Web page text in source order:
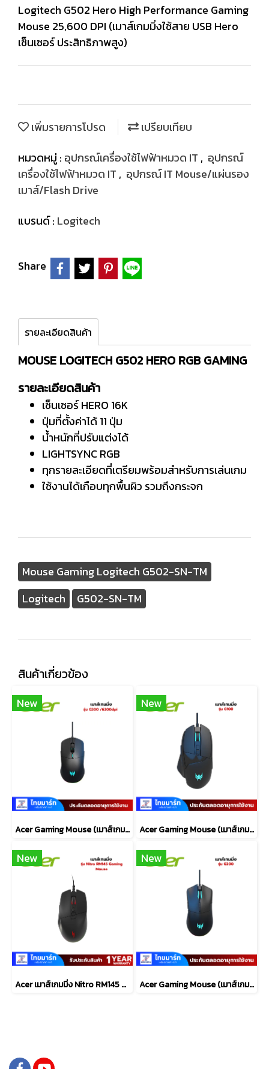
Logitech G502 Hero High Performance Gaming
Mouse 25,600 DPI (เมาส์เกมมิ่งใช้สาย USB Hero
เซ็นเซอร์ ประสิทธิภาพสูง)
เพิ่มรายการโปรด
เปรียบเทียบ
หมวดหมู่ : อุปกรณ์เครื่องใช้ไฟฟ้าหมวด IT , อุปกรณ์
เครื่องใช้ไฟฟ้าหมวด IT , อุปกรณ์ IT Mouse/แผ่นรอง
เมาส์/Flash Drive
แบรนด์ : Logitech
Share
รายละเอียดสินค้า
MOUSE LOGITECH G502 HERO RGB GAMING
รายละเอียดสินค้า
เซ็นเซอร์ HERO 16K
ปุ่มที่ตั้งค่าได้ 11 ปุ่ม
น้ำหนักที่ปรับแต่งได้
LIGHTSYNC RGB
ทุกรายละเอียดที่เตรียมพร้อมสำหรับการเล่นเกม
ใช้งานได้เกือบทุกพื้นผิว รวมถึงกระจก
Mouse Gaming Logitech G502-SN-TM
Logitech
G502-SN-TM
สินค้าเกี่ยวข้อง
New
Acer Gaming Mouse (เมาส์เกมมิ่ง) Predator รุ่น G300 /6200dpi/Warranty Lifetime
New
Acer Gaming Mouse (เมาส์เกมมิ่ง) Predator รุ่น G100 /6200dpi/Warranty Lifetime
New
Acer เมาส์เกมมิ่ง Nitro RM145 Gaming Mouse
New
Acer Gaming Mouse (เมาส์เกมมิ่ง) Predator รุ่น G200 /6200dpi/Warranty Lifetime